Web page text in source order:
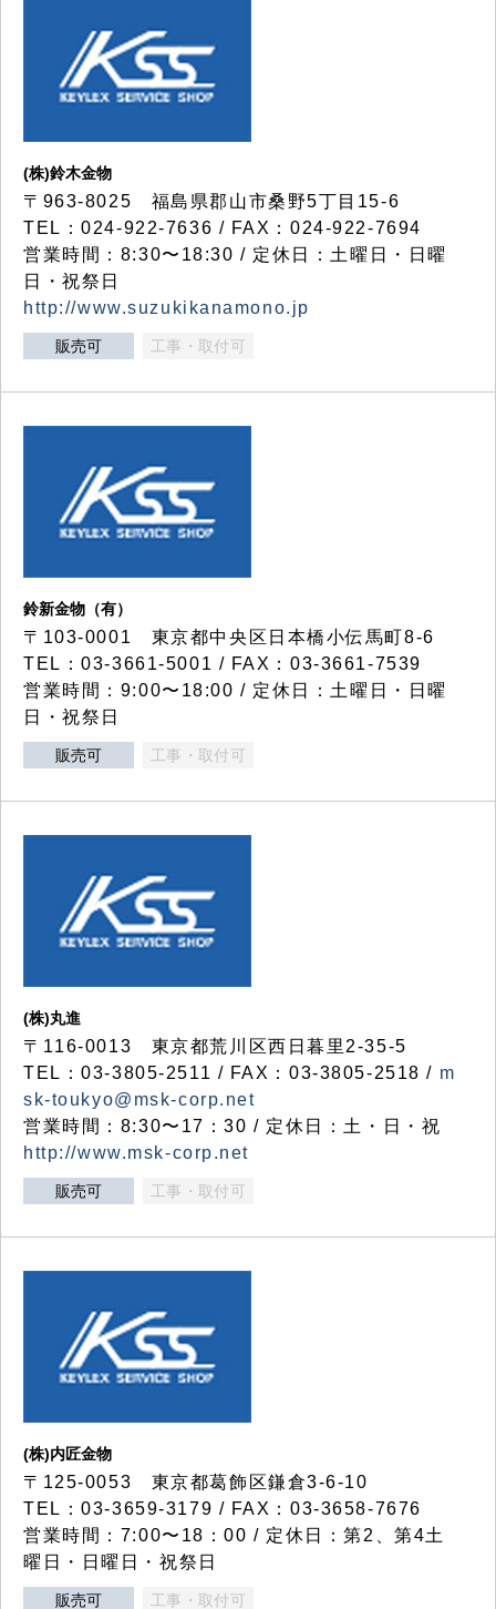
(株)鈴木金物
〒963-8025 福島県郡山市桑野5丁目15-6
TEL：024-922-7636 / FAX：024-922-7694
営業時間：8:30〜18:30 / 定休日：土曜日・日曜
日・祝祭日
http://www.suzukikanamono.jp
販売可 工事・取付可
鈴新金物（有）
〒103-0001 東京都中央区日本橋小伝馬町8-6
TEL：03-3661-5001 / FAX：03-3661-7539
営業時間：9:00〜18:00 / 定休日：土曜日・日曜
日・祝祭日
販売可 工事・取付可
(株)丸進
〒116-0013 東京都荒川区西日暮里2-35-5
TEL：03-3805-2511 / FAX：03-3805-2518 / m
sk-toukyo@msk-corp.net
営業時間：8:30〜17：30 / 定休日：土・日・祝
http://www.msk-corp.net
販売可 工事・取付可
(株)内匠金物
〒125-0053 東京都葛飾区鎌倉3-6-10
TEL：03-3659-3179 / FAX：03-3658-7676
営業時間：7:00〜18：00 / 定休日：第2、第4土
曜日・日曜日・祝祭日
販売可 工事・取付可